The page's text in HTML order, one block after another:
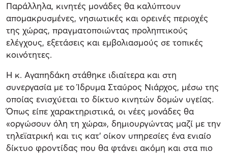
Παράλληλα, κινητές μονάδες θα καλύπτουν
απομακρυσμένες, νησιωτικές και ορεινές περιοχές
της χώρας, πραγματοποιώντας προληπτικούς
ελέγχους, εξετάσεις και εμβολιασμούς σε τοπικές
κοινότητες.
Η κ. Αγαπηδάκη στάθηκε ιδιαίτερα και στη
συνεργασία με το Ίδρυμα Σταύρος Νιάρχος, μέσω της
οποίας ενισχύεται το δίκτυο κινητών δομών υγείας.
Όπως είπε χαρακτηριστικά, οι νέες μονάδες θα
«οργώσουν όλη τη χώρα», δημιουργώντας μαζί με την
τηλεϊατρική και τις κατ’ οίκον υπηρεσίες ένα ενιαίο
δίκτυο φροντίδας που θα φτάνει ακόμη και στα πιο